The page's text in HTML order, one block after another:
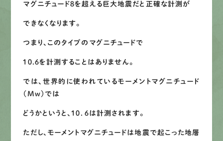
マグニチュード８を超える巨大地震だと正確な計測が
できなくなります。
つまり、このタイプのマグニチュードで
１０.６を計測することはありません。
では、世界的に使われているモーメントマグニチュード
（Mw）では
どうかというと、１０．６は計測されます。
ただし、モーメントマグニチュードは地震で起こった地層